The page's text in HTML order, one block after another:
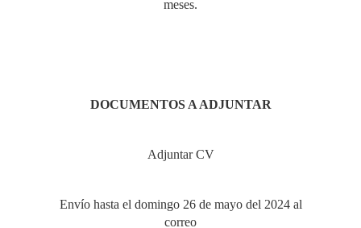
meses.
DOCUMENTOS A ADJUNTAR
Adjuntar CV
Envío hasta el domingo 26 de mayo del 2024 al
correo